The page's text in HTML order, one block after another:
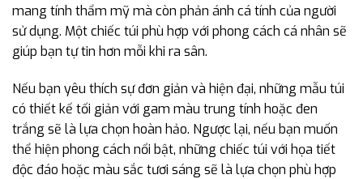
mang tính thẩm mỹ mà còn phản ánh cá tính của người
sử dụng. Một chiếc túi phù hợp với phong cách cá nhân sẽ
giúp bạn tự tin hơn mỗi khi ra sân.
Nếu bạn yêu thích sự đơn giản và hiện đại, những mẫu túi
có thiết kế tối giản với gam màu trung tính hoặc đen
trắng sẽ là lựa chọn hoàn hảo. Ngược lại, nếu bạn muốn
thể hiện phong cách nổi bật, những chiếc túi với họa tiết
độc đáo hoặc màu sắc tươi sáng sẽ là lựa chọn phù hợp